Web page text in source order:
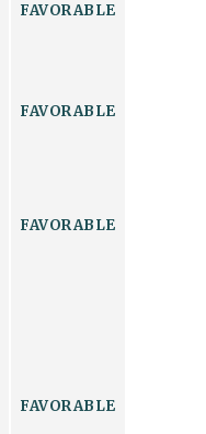
FAVORABLE
FAVORABLE
FAVORABLE
FAVORABLE